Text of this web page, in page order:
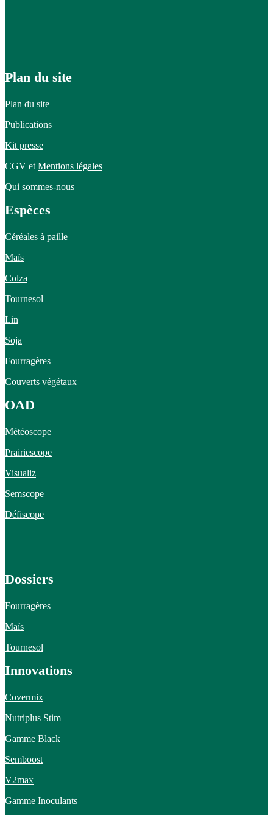
Plan du site
Plan du site
Publications
Kit presse
CGV et Mentions légales
Qui sommes-nous
Espèces
Céréales à paille
Maïs
Colza
Tournesol
Lin
Soja
Fourragères
Couverts végétaux
OAD
Météoscope
Prairiescope
Visualiz
Semscope
Défiscope
Dossiers
Fourragères
Maïs
Tournesol
Innovations
Covermix
Nutriplus Stim
Gamme Black
Semboost
V2max
Gamme Inoculants